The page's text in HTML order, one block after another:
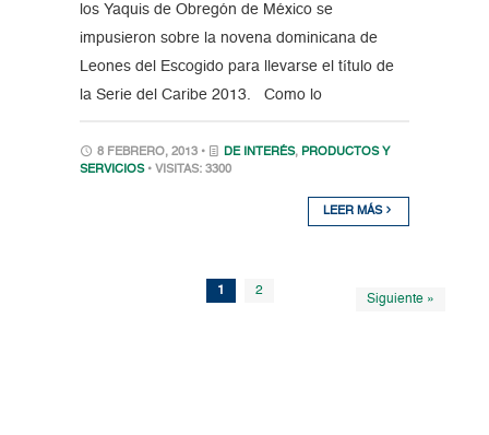
los Yaquis de Obregón de México se
impusieron sobre la novena dominicana de
Leones del Escogido para llevarse el título de
la Serie del Caribe 2013. Como lo
8 FEBRERO, 2013 • DE INTERÉS, PRODUCTOS Y
SERVICIOS • VISITAS: 3300
LEER MÁS
1 2
Siguiente »